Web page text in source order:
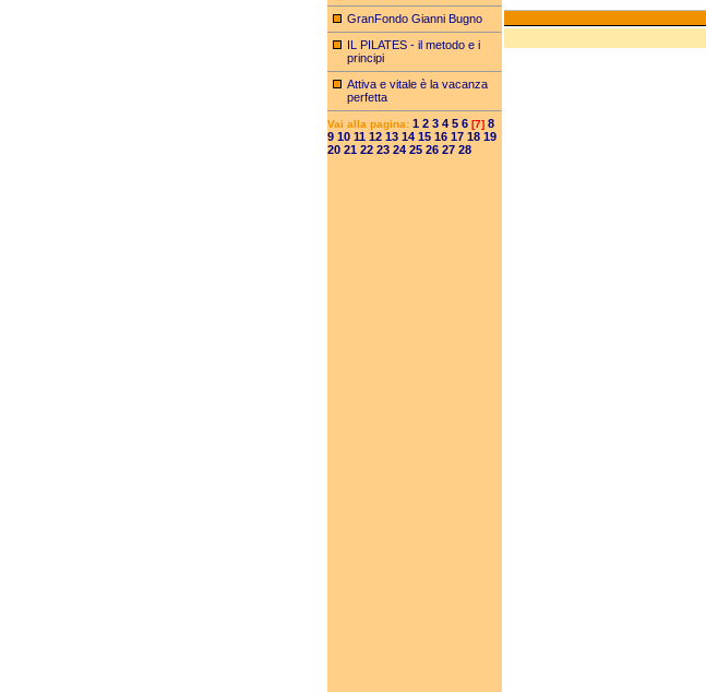
GranFondo Gianni Bugno
IL PILATES - il metodo e i
principi
Attiva e vitale è la vacanza
perfetta
Vai alla pagina: 1 2 3 4 5 6 [7] 8
9 10 11 12 13 14 15 16 17 18 19
20 21 22 23 24 25 26 27 28